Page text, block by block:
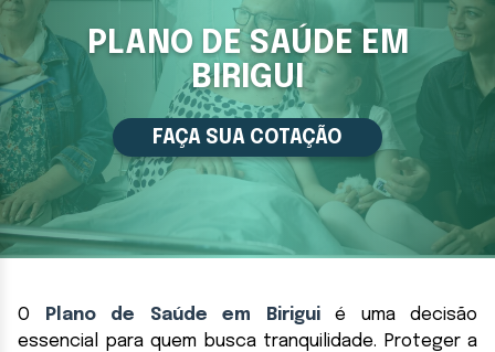
PLANO DE SAÚDE EM
BIRIGUI
FAÇA SUA COTAÇÃO
O Plano de Saúde em Biriguié uma decisão
essencial para quem busca tranquilidade. Proteger a